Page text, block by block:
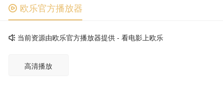
堂。 平行时空，但丁（奥斯卡·伊萨克 Oscar Isaac 饰）受困于
和杰玛（盖尔·加朵 Gal Gadot 饰）的无爱婚姻，他逃到西西里岛创
朽。 尼克和但丁的时间线编织不同的道路，但两人又紧密相连
 欧乐官方播放器
当前资源由欧乐官方播放器提供 - 看电影上欧乐
高清播放